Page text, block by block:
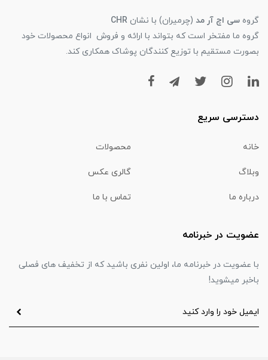
گروه سی اچ آر مد (چرمیران) با نشان CHR
گروه ما مفتخر است که بتواند با ارائه و فروش انواع محصولات خود
بصورت مستقیم با توزیع کنندگان پوشاک همکاری کند.
دسترسی سریع
خانه محصولات
وبلاگ گالری عکس
درباره ما تماس با ما
عضویت در خبرنامه
با عضویت در خبرنامه ما، اولین نفری باشید که از تخفیف های فصلی
باخبر میشوید!